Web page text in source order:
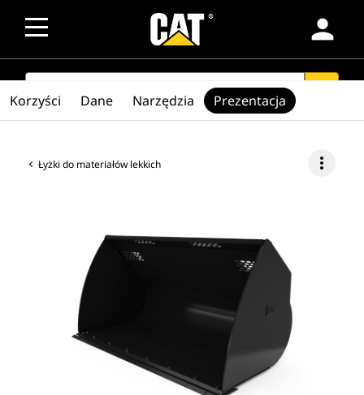
person
SEARCH
Łyżki do materiałów lekkich more_vert
Korzyści Dane Narzędzia Prezentacja